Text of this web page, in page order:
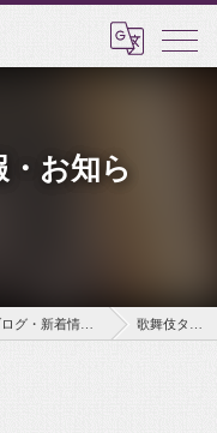
お知ら
グ・新着情報・お知らせ 歌舞伎タワーから